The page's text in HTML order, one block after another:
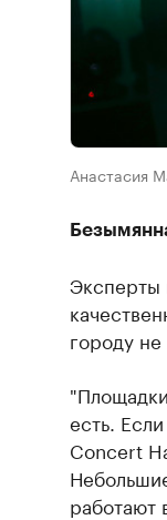
Анастасия
Эксперты
городу не
есть.
Concert
работают